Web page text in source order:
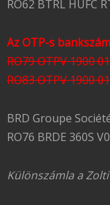
RO62 BTRL HUFC
Az OTP-s
RO79 OTPV 1900
RO83 OTPV 1900
BRD Groupe
RO76 BRDE 360S
Különszámla a